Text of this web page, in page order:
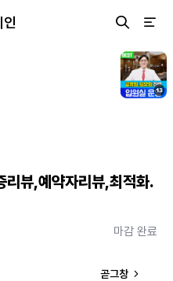
인
리뷰,예약자리뷰,최적화.
마감 완료
곧그창